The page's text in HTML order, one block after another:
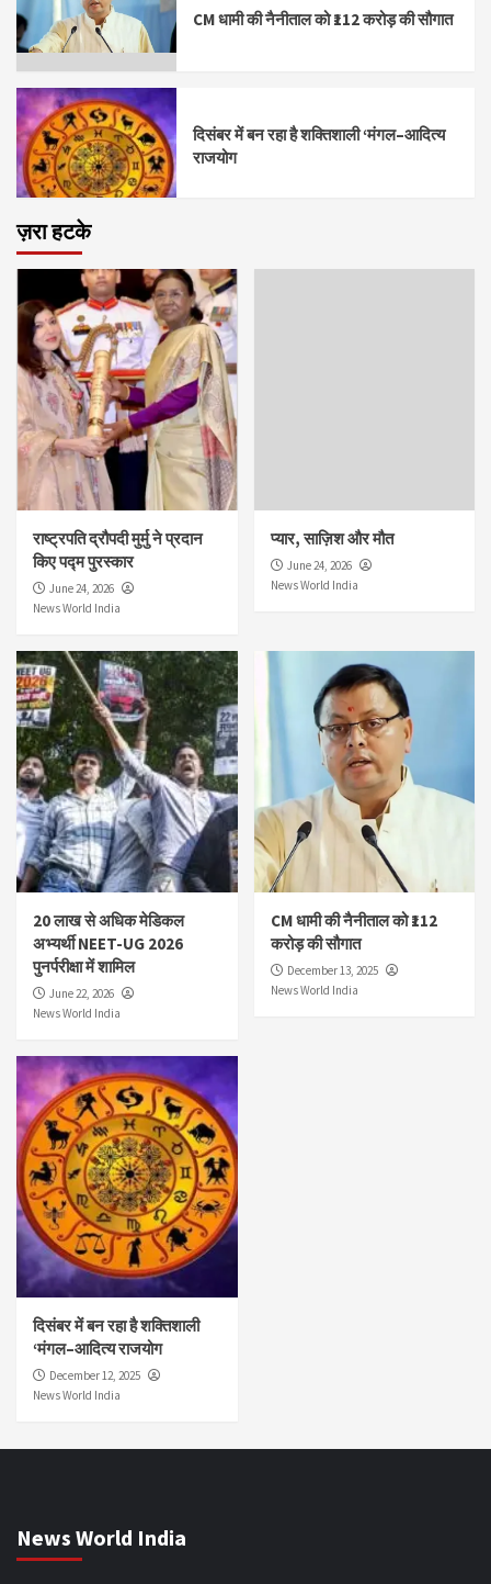
CM धामी की नैनीताल को ₹112 करोड़ की सौगात
दिसंबर में बन रहा है शक्तिशाली ‘मंगल–आदित्य
राजयोग
ज़रा हटके
राष्ट्रपति द्रौपदी मुर्मु ने प्रदान
किए पद्म पुरस्कार
June 24, 2026
News World India
प्यार, साज़िश और मौत
June 24, 2026
News World India
20 लाख से अधिक मेडिकल
अभ्यर्थी NEET-UG 2026
पुनर्परीक्षा में शामिल
June 22, 2026
News World India
CM धामी की नैनीताल को ₹112
करोड़ की सौगात
December 13, 2025
News World India
दिसंबर में बन रहा है शक्तिशाली
‘मंगल–आदित्य राजयोग
December 12, 2025
News World India
News World India